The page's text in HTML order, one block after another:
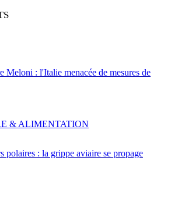
Meloni : l'Italie menacée de mesures de
polaires : la grippe aviaire se propage
& ALIMENTATION